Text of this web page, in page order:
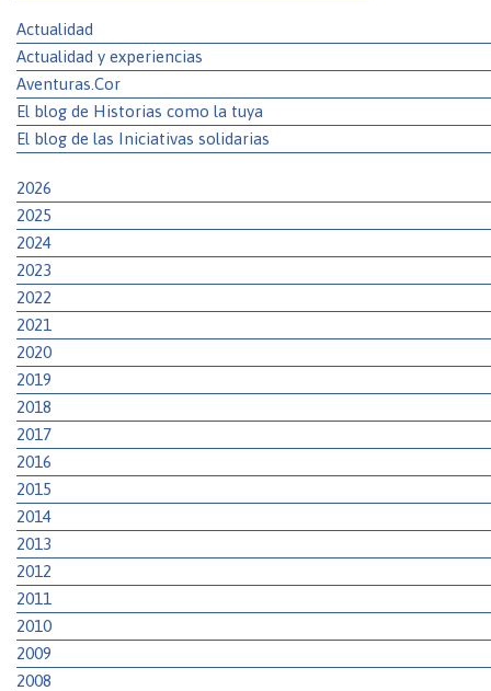
Actualidad
Actualidad y experiencias
Aventuras.Cor
El blog de Historias como la tuya
El blog de las Iniciativas solidarias
2026
2025
2024
2023
2022
2021
2020
2019
2018
2017
2016
2015
2014
2013
2012
2011
2010
2009
2008